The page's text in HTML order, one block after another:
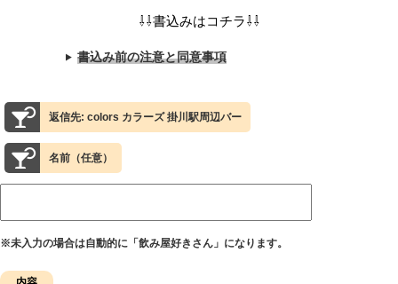
⇩⇩書込みはコチラ⇩⇩
書込み前の注意と同意事項
返信先: colors カラーズ 掛川駅周辺バー
名前（任意）
※未入力の場合は自動的に「飲み屋好きさん」になります。